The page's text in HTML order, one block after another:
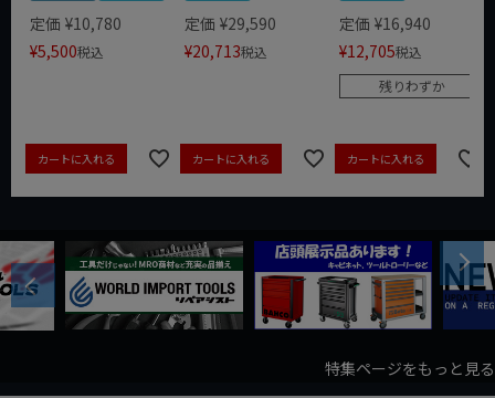
定価 ¥10,780
¥5,500税込
カートに入れる
定価 ¥29,590
¥20,713税込
カートに入れる
定価 ¥16,940
¥12,705税込
残りわずか
カートに入れる
Previous
Next
特集ページをもっと見る